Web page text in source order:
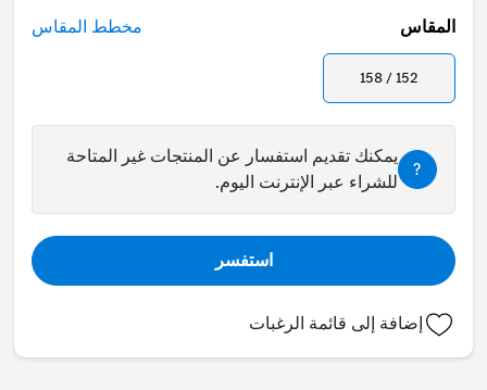
المقاس مخطط المقاس
152 / 158
?
يمكنك تقديم استفسار عن المنتجات غير المتاحة
للشراء عبر الإنترنت اليوم.
استفسر
إضافة إلى قائمة الرغبات